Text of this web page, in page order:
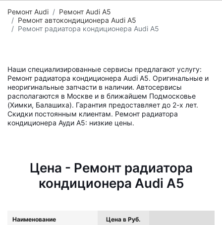
Ремонт Audi
Ремонт Audi A5
Ремонт автокондиционера Audi A5
Ремонт радиатора кондиционера Audi A5
Наши специализированные сервисы предлагают услугу:
Ремонт радиатора кондиционера Audi A5. Оригинальные и
неоригинальные запчасти в наличии. Автосервисы
располагаются в Москве и в ближайшем Подмосковье
(Химки, Балашиха). Гарантия предоставляет до 2-х лет.
Скидки постоянным клиентам. Ремонт радиатора
кондиционера Ауди А5: низкие цены.
Цена - Ремонт радиатора
кондиционера Audi A5
Наименование Цена в Руб.